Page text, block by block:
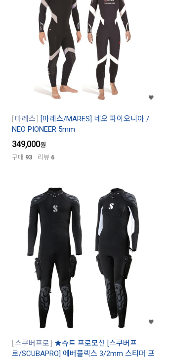
마레스
[마레스/MARES] 네오 파이오니아 /
NEO PIONEER 5mm
349,000원
구매 93 리뷰 6
스쿠버프로
★슈트 프로모션 [스쿠버프
로/SCUBAPRO] 에버플렉스 3/2mm 스티머 포